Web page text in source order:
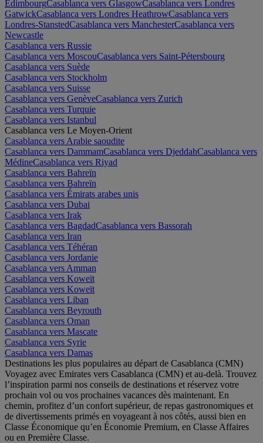
ÉdimbourgCasablanca vers GlasgowCasablanca vers Londres
GatwickCasablanca vers Londres HeathrowCasablanca vers
Londres-StanstedCasablanca vers ManchesterCasablanca vers
Newcastle
Casablanca vers Russie
Casablanca vers MoscouCasablanca vers Saint-Pétersbourg
Casablanca vers Suède
Casablanca vers Stockholm
Casablanca vers Suisse
Casablanca vers GenèveCasablanca vers Zurich
Casablanca vers Turquie
Casablanca vers Istanbul
Casablanca vers Le Moyen-Orient
Casablanca vers Arabie saoudite
Casablanca vers DammamCasablanca vers DjeddahCasablanca vers
MédineCasablanca vers Riyad
Casablanca vers Bahreïn
Casablanca vers Bahreïn
Casablanca vers Émirats arabes unis
Casablanca vers Dubai
Casablanca vers Irak
Casablanca vers BagdadCasablanca vers Bassorah
Casablanca vers Iran
Casablanca vers Téhéran
Casablanca vers Jordanie
Casablanca vers Amman
Casablanca vers Koweït
Casablanca vers Koweït
Casablanca vers Liban
Casablanca vers Beyrouth
Casablanca vers Oman
Casablanca vers Mascate
Casablanca vers Syrie
Casablanca vers Damas
Destinations les plus populaires au départ de Casablanca (CMN)
Voyagez avec Emirates vers Casablanca (CMN) et au-delà. Trouvez
l’inspiration parmi nos conseils de destinations et réservez votre
prochain vol ou vos prochaines vacances dès maintenant. En
chemin, profitez d’un confort supérieur, de repas gastronomiques et
de divertissements primés en voyageant à nos côtés, aussi bien en
Classe Économique qu’en Économie Premium, en Classe Affaires
ou en Première Classe.